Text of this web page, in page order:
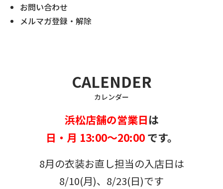
お問い合わせ
メルマガ登録・解除
CALENDER
カレンダー
浜松店舗の営業日は
日・月 13:00～20:00 です。
8月の衣装お直し担当の入店日は
8/10(月)、8/23(日)です